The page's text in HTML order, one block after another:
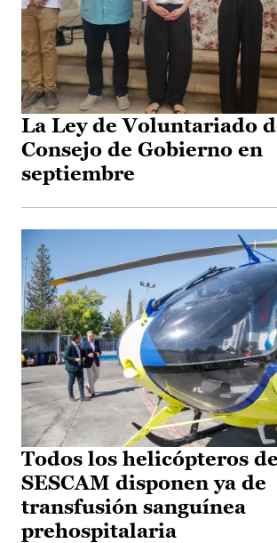
La Ley de Voluntariado
Consejo de Gobierno en
septiembre
Todos los helicópteros
SESCAM disponen ya de
transfusión sanguínea
prehospitalaria